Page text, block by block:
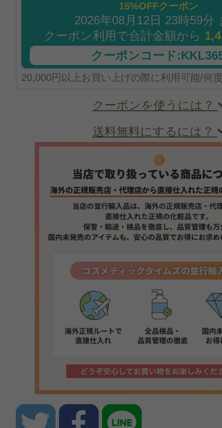
15%OFFクーポン
2026年08月12日 23時59分
クーポン利用で合計金額から
クーポンコード
20,000円以上お買い上げの際に利用可能/何
クーポンを使うには？
送料無料にするには？